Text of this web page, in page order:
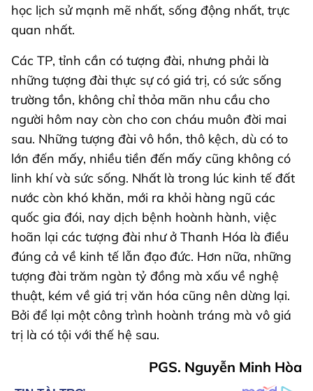
học lịch sử mạnh mẽ nhất, sống động nhất, trực
quan nhất.
Các TP, tỉnh cần có tượng đài, nhưng phải là
những tượng đài thực sự có giá trị, có sức sống
trường tồn, không chỉ thỏa mãn nhu cầu cho
người hôm nay còn cho con cháu muôn đời mai
sau. Những tượng đài vô hồn, thô kệch, dù có to
lớn đến mấy, nhiều tiền đến mấy cũng không có
linh khí và sức sống. Nhất là trong lúc kinh tế đất
nước còn khó khăn, mới ra khỏi hàng ngũ các
quốc gia đói, nay dịch bệnh hoành hành, việc
hoãn lại các tượng đài như ở Thanh Hóa là điều
đúng cả về kinh tế lẫn đạo đức. Hơn nữa, những
tượng đài trăm ngàn tỷ đồng mà xấu về nghệ
thuật, kém về giá trị văn hóa cũng nên dừng lại.
Bởi để lại một công trình hoành tráng mà vô giá
trị là có tội với thế hệ sau.
PGS. Nguyễn Minh Hòa